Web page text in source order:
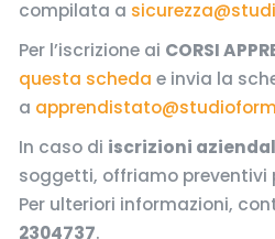
compilata a
Per l’iscrizione ai CORSI
questa scheda e invia la
a
In caso di iscrizioni
soggetti, offriamo preventivi
Per ulteriori informazioni,
2304737.